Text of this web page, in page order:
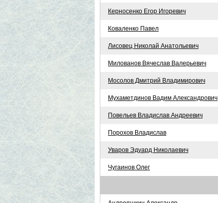
Керносенко Егор Игоревич
Коваленко Павел
Лисовец Николай Анатольевич
Милованов Вячеслав Валерьевич
Мосолов Дмитрий Владимирович
Мухаметдинов Вадим Александрович
Повельев Владислав Андреевич
Порохов Владислав
Уваров Эдуард Николаевич
Чугаинов Олег